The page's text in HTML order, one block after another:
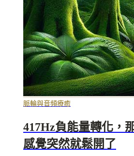
脈輪與音頻療癒
417Hz負能量轉化，
感覺突然就鬆開了